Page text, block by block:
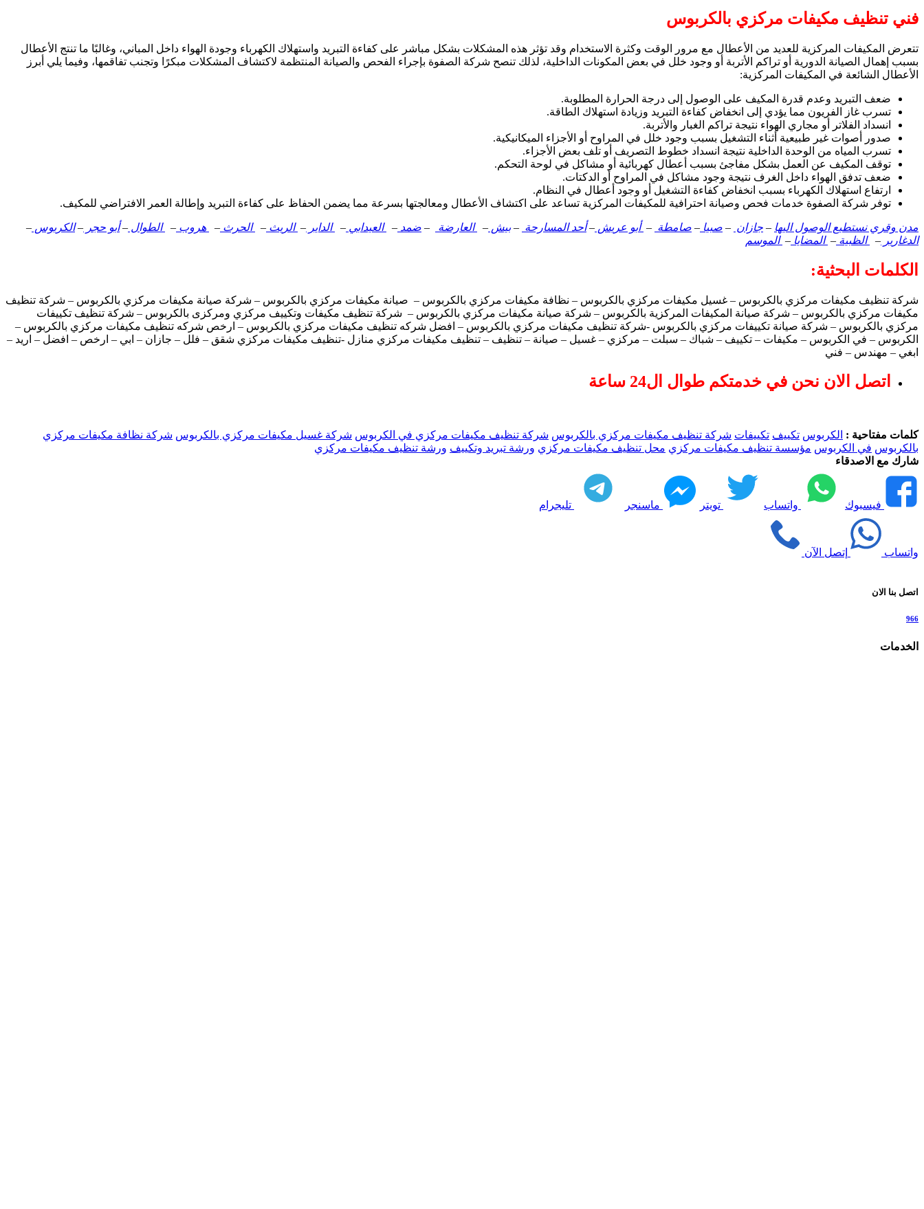
فني تنظيف مكيفات مركزي بالكربوس
تتعرض المكيفات المركزية للعديد من الأعطال مع مرور الوقت وكثرة الاستخدام وقد تؤثر هذه المشكلات بشكل مباشر على كفاءة التبريد واستهلاك الكهرباء وجودة الهواء داخل المباني، وغالبًا ما تنتج الأعطال
بسبب إهمال الصيانة الدورية أو تراكم الأتربة أو وجود خلل في بعض المكونات الداخلية، لذلك تنصح شركة الصفوة بإجراء الفحص والصيانة المنتظمة لاكتشاف المشكلات مبكرًا وتجنب تفاقمها، وفيما يلي أبرز
الأعطال الشائعة في المكيفات المركزية:
ضعف التبريد وعدم قدرة المكيف على الوصول إلى درجة الحرارة المطلوبة.
تسرب غاز الفريون مما يؤدي إلى انخفاض كفاءة التبريد وزيادة استهلاك الطاقة.
انسداد الفلاتر أو مجاري الهواء نتيجة تراكم الغبار والأتربة.
صدور أصوات غير طبيعية أثناء التشغيل بسبب وجود خلل في المراوح أو الأجزاء الميكانيكية.
تسرب المياه من الوحدة الداخلية نتيجة انسداد خطوط التصريف أو تلف بعض الأجزاء.
توقف المكيف عن العمل بشكل مفاجئ بسبب أعطال كهربائية أو مشاكل في لوحة التحكم.
ضعف تدفق الهواء داخل الغرف نتيجة وجود مشاكل في المراوح أو الدكتات.
ارتفاع استهلاك الكهرباء بسبب انخفاض كفاءة التشغيل أو وجود أعطال في النظام.
توفر شركة الصفوة خدمات فحص وصيانة احترافية للمكيفات المركزية تساعد على اكتشاف الأعطال ومعالجتها بسرعة مما يضمن الحفاظ على كفاءة التبريد وإطالة العمر الافتراضي للمكيف.
مدن وقري نستطيع الوصول اليها – جازان – صبيا – صامطة – أبو عريش –أحد المسارحة –بيش – العارضة – ضمد – العيدابي – الداير – الريث – الحرث – هروب – الطوال –أبو حجر –الكربوس –
الدغارير – الظبية – المضايا – الموسم
الكلمات البحثية:
شركة تنظيف مكيفات مركزي بالكربوس – غسيل مكيفات مركزي بالكربوس – نظافة مكيفات مركزي بالكربوس – صيانة مكيفات مركزي بالكربوس – شركة صيانة مكيفات مركزي بالكربوس – شركة تنظيف
مكيفات مركزي بالكربوس – شركة صيانة المكيفات المركزية بالكربوس – شركة صيانة مكيفات مركزي بالكربوس – شركة تنظيف مكيفات وتكييف مركزي ومركزى بالكربوس – شركة تنظيف تكييفات
مركزي بالكربوس – شركة صيانة تكييفات مركزي بالكربوس -شركة تنظيف مكيفات مركزي بالكربوس – افضل شركه تنظيف مكيفات مركزي بالكربوس – ارخص شركه تنظيف مكيفات مركزي بالكربوس –
الكربوس – في الكربوس – مكيفات – تكييف – شباك – سبلت – مركزي – غسيل – صيانة – تنظيف – تنظيف مكيفات مركزي منازل -تنظيف مكيفات مركزي شقق – فلل – جازان – ابي – ارخص – افضل – اريد –
ابغي – مهندس – فني
اتصل الان نحن في خدمتكم طوال ال24 ساعة
كلمات مفتاحية : الكربوس تكييف تكييفات شركة تنظيف مكيفات مركزي بالكربوس شركة تنظيف مكيفات مركزي في الكربوس شركة غسيل مكيفات مركزي بالكربوس شركة نظافة مكيفات مركزي
بالكربوس في الكربوس مؤسسة تنظيف مكيفات مركزي محل تنظيف مكيفات مركزي ورشة تبريد وتكييف ورشة تنظيف مكيفات مركزي
شارك مع الاصدقاء
فيسبوك واتساب تويتر ماسنجر تليجرام
واتساب إتصل الآن
اتصل بنا الان
966
الخدمات